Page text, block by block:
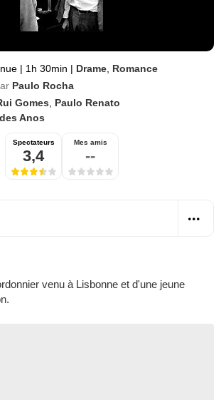
| 1h 30min | Drame Romance
Paulo Rocha
Gomes
Paulo Renato
Anos
Spectateurs
3,4
Mes amis
--
venu à Lisbonne et d'une jeune